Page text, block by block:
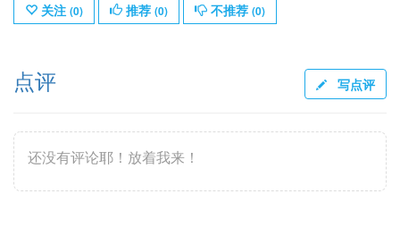
关注 (0) 推荐 (0) 不推荐 (0)
点评 写点评
还没有评论耶！放着我来！